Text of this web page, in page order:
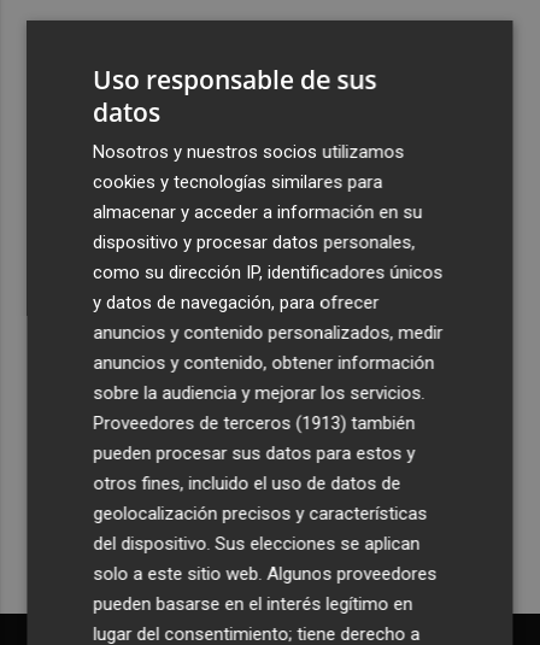
Foios se vuelca con Ferran Torres
La serie murciana protagonizada por un conejo de
peluche malhablado y gamberro que triunfa en las
redes: así es 'Yván y Lolo'
Recibe toda la actualidad de
Plaza Podcast en tu correo
Quiero suscribirme
Uso responsable de sus
datos
Nosotros y nuestros socios utilizamos
cookies y tecnologías similares para
almacenar y acceder a información en su
dispositivo y procesar datos personales,
como su dirección IP, identificadores únicos
y datos de navegación, para ofrecer
anuncios y contenido personalizados, medir
anuncios y contenido, obtener información
sobre la audiencia y mejorar los servicios.
Proveedores de terceros (1913) también
pueden procesar sus datos para estos y
otros fines, incluido el uso de datos de
geolocalización precisos y características
del dispositivo. Sus elecciones se aplican
solo a este sitio web. Algunos proveedores
pueden basarse en el interés legítimo en
lugar del consentimiento; tiene derecho a